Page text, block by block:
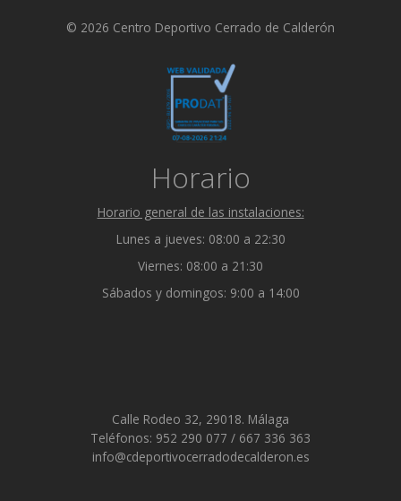
© 2026 Centro Deportivo Cerrado de Calderón
Horario
Horario general de las instalaciones:
Lunes a jueves: 08:00 a 22:30
Viernes: 08:00 a 21:30
Sábados y domingos: 9:00 a 14:00
Calle Rodeo 32, 29018. Málaga
Teléfonos: 952 290 077 / 667 336 363
info@cdeportivocerradodecalderon.es